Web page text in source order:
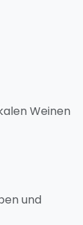
Weinen
und